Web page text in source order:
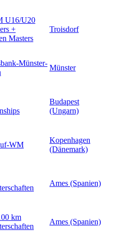
U16/U20
+
Masters
Troisdorf
Münster-
Münster
Budapest
(Ungarn)
WM
Kopenhagen
(Dänemark)
Ames (Spanien)
km
Ames (Spanien)